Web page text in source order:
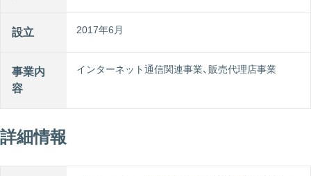
設立 2017年6月
事業内
容
インターネット通信関連事業、販売代理店事業
詳細情報